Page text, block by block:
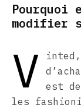
Pourquoi
modifier
V
est
les